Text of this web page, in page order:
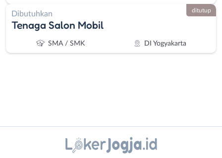
Dibutuhkan
Tenaga Salon Mobil
SMA / SMK DI Yogyakarta
ditutup
Gizi
(Remote
X - Twitter Telegram
Kanal Lainnya..